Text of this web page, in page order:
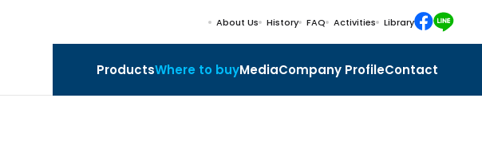
About Us History FAQ Activities Library
ProductsWhere to buyMediaCompany ProfileContact